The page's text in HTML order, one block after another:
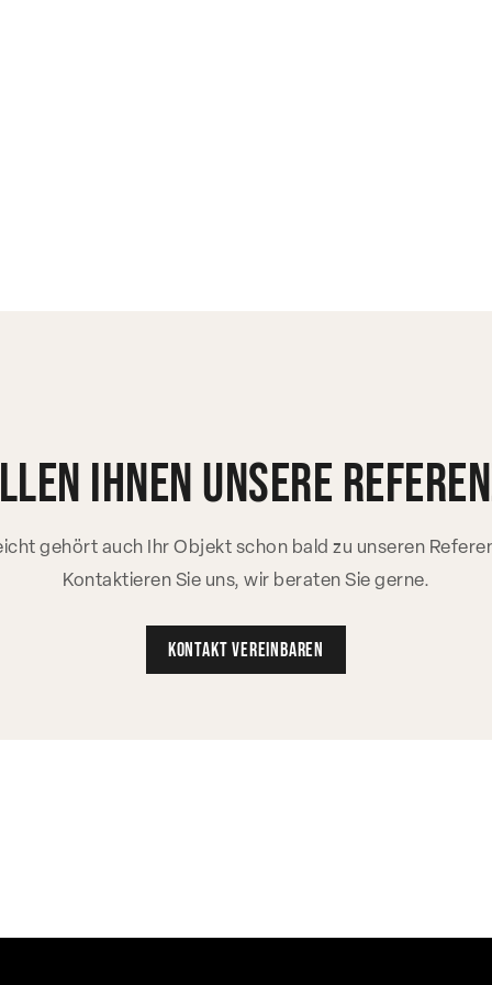
ihnen unsere
gehört auch Ihr Objekt schon bald zu unseren
Kontaktieren Sie uns, wir beraten Sie gerne.
Kontakt vereinbaren